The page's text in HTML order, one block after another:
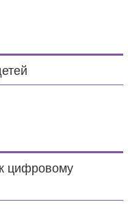
цифровому